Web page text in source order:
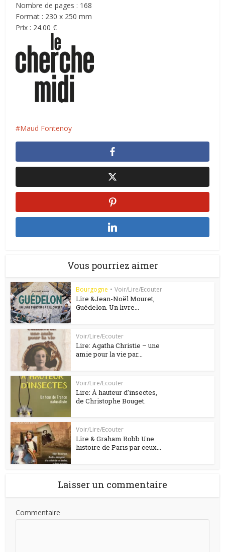
Nombre de pages : 168
Format : 230 x 250 mm
Prix : 24.00 €
Maud Fontenoy
Vous pourriez aimer
Bourgogne • Voir/Lire/Ecouter
Lire &Jean-Noël Mouret,
Guédelon. Un livre...
Voir/Lire/Ecouter
Lire: Agatha Christie – une
amie pour la vie par...
Voir/Lire/Ecouter
Lire: À hauteur d’insectes,
de Christophe Bouget.
Voir/Lire/Ecouter
Lire & Graham Robb Une
histoire de Paris par ceux...
Laisser un commentaire
Commentaire